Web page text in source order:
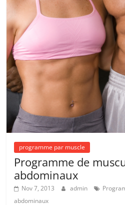
programme par muscle
Programme de
abdominaux
Nov 7, 2013 admin
abdominaux